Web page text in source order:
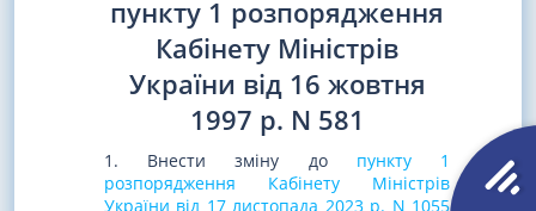
пункту 1 розпорядження
Кабінету Міністрів
України від 16 жовтня
1997 р. N 581
1. Внести зміну до пункту 1
розпорядження Кабінету Міністрів
України від 17 листопада 2023 р. N 1055